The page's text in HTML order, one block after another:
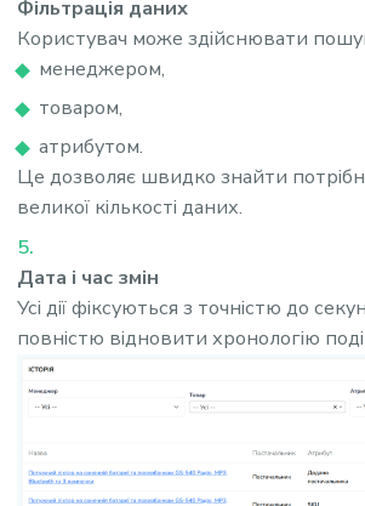
Фільтрація даних
Користувач може здійснювати пошук
менеджером,
товаром,
атрибутом.
Це дозволяє швидко знайти
великої кількості даних.
Дата і час змін
Усі дії фіксуються з точністю до
повністю відновити хронологію